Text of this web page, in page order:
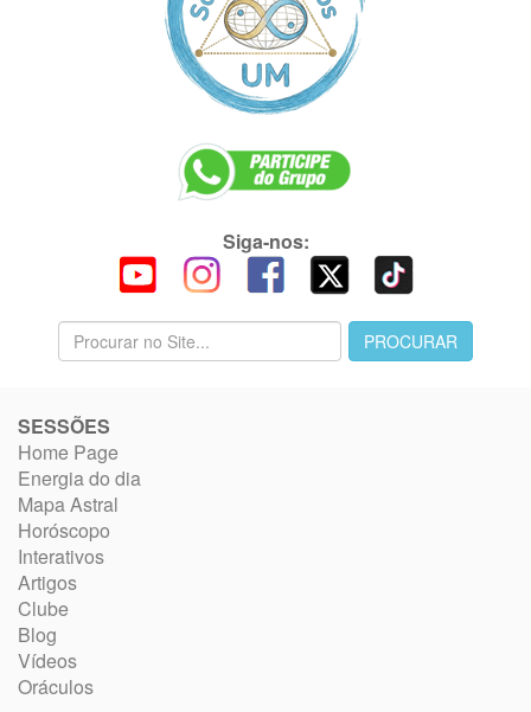
Siga-nos:
SESSÕES
Home Page
Energia do dia
Mapa Astral
Horóscopo
Interativos
Artigos
Clube
Blog
Vídeos
Oráculos